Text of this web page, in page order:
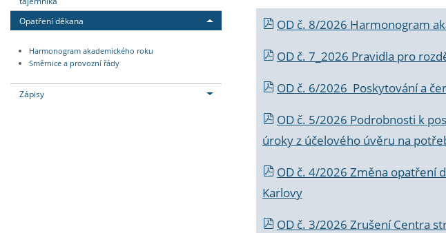
Opatření děkana
Harmonogram akademického roku
Směrnice a provozní řády
Zápisy
OD č. 8/2026 Harmonogram
OD č. 7_2026 Pravidla pro
OD č. 6/2026 Poskytování a
OD č. 5/2026 Podrobnosti k
úroky z účelového úvěru na
OD č. 4/2026 Změna opatření
Karlovy
OD č. 3/2026 Zrušení Centra